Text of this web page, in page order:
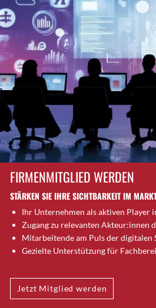
Bronschhofen
Brugg
Brugg AG
Brütten
Bubendorf
Bubikon
Burgdorf
Bäretswil
Bülach
Cazis
Cham
Chur
Crissier
Davos Platz
Dietikon
Dietlikon
FIRMENMITGLIED WERDEN
STÄRKEN SIE IHRE SICHTBARKEIT IM
Ihr Unternehmen als aktiven Player
Zugang zu relevanten Akteur:innen
Mitarbeitende am Puls der digitalen
Gezielte Unterstützung für
Jetzt Mitglied werden